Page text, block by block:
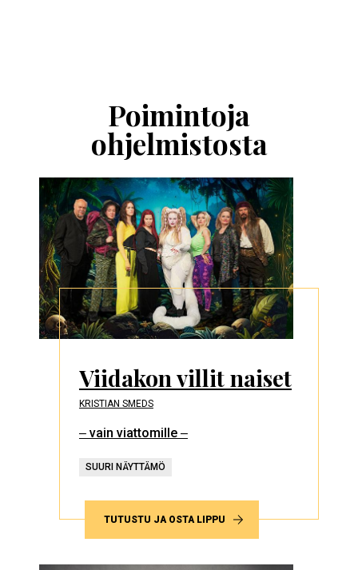
Poimintoja
ohjelmistosta
Viidakon villit naiset
KRISTIAN SMEDS
‒ vain viattomille ‒
SUURI NÄYTTÄMÖ
TUTUSTU JA OSTA LIPPU